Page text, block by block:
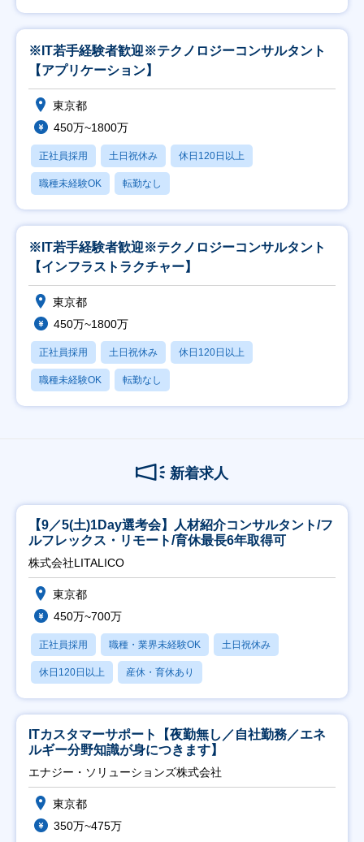
※IT若手経験者歓迎※テクノロジーコンサルタント
【アプリケーション】
東京都
450万~1800万
正社員採用 土日祝休み 休日120日以上
職種未経験OK 転勤なし
※IT若手経験者歓迎※テクノロジーコンサルタント
【インフラストラクチャー】
東京都
450万~1800万
正社員採用 土日祝休み 休日120日以上
職種未経験OK 転勤なし
新着求人
【9／5(土)1Day選考会】人材紹介コンサルタント/フ
ルフレックス・リモート/育休最長6年取得可
株式会社LITALICO
東京都
450万~700万
正社員採用 職種・業界未経験OK 土日祝休み
休日120日以上 産休・育休あり
ITカスタマーサポート【夜勤無し／自社勤務／エネ
ルギー分野知識が身につきます】
エナジー・ソリューションズ株式会社
東京都
350万~475万